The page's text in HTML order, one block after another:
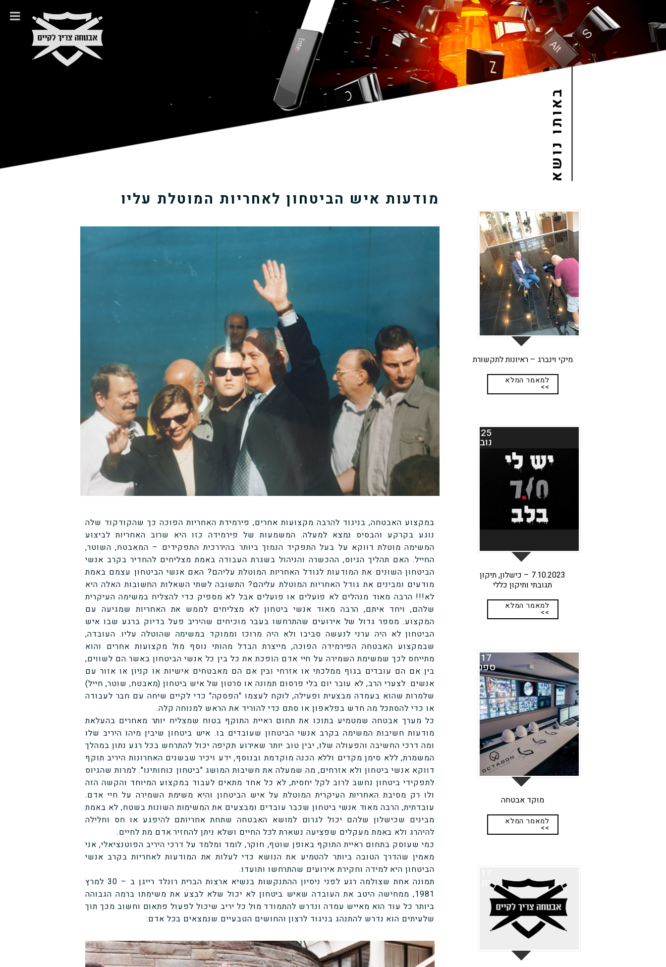
מודעות איש הביטחון לאחריות המוטלת עליו
במקצוע האבטחה, בניגוד להרבה מקצועות אחרים, פירמידת האחריות הפוכה כך שהקודקוד שלה
נוגע בקרקע והבסיס נמצא למעלה. המשמעות של פירמידה כזו היא שרוב האחריות לביצוע
המשימה מוטלת דווקא על בעל התפקיד הנמוך ביותר בהיררכית התפקידים – המאבטח, השוטר,
החייל. האם תהליך הגיוס, ההכשרה והניהול בשגרת העבודה באמת מצליחים להחדיר בקרב אנשי
הביטחון השונים את המודעות לגודל האחריות המוטלת עליהם? האם אנשי הביטחון עצמם באמת
מודעים ומבינים את גודל האחריות המוטלת עליהם? התשובה לשתי השאלות החשובות האלה היא
לא!!! הרבה מאוד מנהלים לא פועלים או פועלים אבל לא מספיק כדי להצליח במשימה העיקרית
שלהם, ויחד איתם, הרבה מאוד אנשי ביטחון לא מצליחים לממש את האחריות שמגיעה עם
המקצוע. מספר גדול של אירועים שהתרחשו בעבר מוכיחים שהיריב פעל בדיוק ברגע שבו איש
הביטחון לא היה ערני לנעשה סביבו ולא היה מרוכז וממוקד במשימה שהוטלה עליו. העובדה,
שבמקצוע האבטחה הפירמידה הפוכה, מייצרת הבדל מהותי נוסף מול מקצועות אחרים והוא
מתייחס לכך שמשימת השמירה על חיי אדם הופכת את כל בין כל אנשי הביטחון באשר הם לשווים,
בין אם הם עובדים בגוף ממלכתי או אזרחי ובין אם הם מאבטחים אישיות או קניון או אזור עם
אנשים. לצערי הרב, לא עובר יום בלי פרסום תמונה או סרטון של איש ביטחון (מאבטח, שוטר, חייל)
שלמרות שהוא בעמדה מבצעית ופעילה, לוקח לעצמו "הפסקה" כדי לקיים שיחה עם חבר לעבודה
או כדי להסתכל מה חדש בפלאפון או סתם כדי להוריד את הראש למנוחה קלה.
כל מערך אבטחה שמטמיע בתוכו את תחום ראיית התוקף בטוח שמצליח יותר מאחרים בהעלאת
מודעות חשיבות המשימה בקרב אנשי הביטחון שעובדים בו. איש ביטחון שיבין מיהו היריב שלו
ומה דרכי החשיבה והפעולה שלו, יבין טוב יותר שאירוע תקיפה יכול להתרחש בכל רגע נתון במהלך
המשמרת, ללא סימן מקדים וללא הכנה מוקדמת ובנוסף, ידע ויכיר שבשנים האחרונות היריב תוקף
דווקא אנשי ביטחון ולא אזרחים, מה שמעלה את חשיבות המושג "ביטחון כוחותינו". למרות שהגיוס
לתפקידי ביטחון נחשב לרוב לקל יחסית, לא כל אחד מתאים לעבוד במקצוע המיוחד והקשה הזה
ולו רק מסיבת האחריות העיקרית המוטלת על איש הביטחון והיא משימת השמירה על חיי אדם.
עובדתית, הרבה מאוד אנשי ביטחון שכבר עובדים ומבצעים את המשימות השונות בשטח, לא באמת
מבינים שכישלון שלהם יכול לגרום למושא האבטחה שתחת אחריותם להיפגע או חס וחלילה
להיהרג ולא באמת מעקלים שפציעה נשארת לכל החיים ושלא ניתן להחזיר אדם מת לחיים.
כמי שעוסק בתחום ראיית התוקף באופן שוטף, חוקר, לומד ומלמד על דרכי היריב הפוטנציאלי, אני
מאמין שהדרך הטובה ביותר להטמיע את הנושא כדי לעלות את המודעות לאחריות בקרב אנשי
הביטחון היא למידה וחקירת אירועים שהתרחשו ותועדו.
תמונה אחת שצולמה רגע לפני ניסיון ההתנקשות בנשיא ארצות הברית רונלד רייגן ב – 30 למרץ
1981, ממחישה היטב את העובדה שאיש ביטחון לא יכול שלא לבצע את משימתו ברמה הגבוהה
ביותר כל עוד הוא מאייש עמדה ונדרש להתמודד מול כל יריב שיכול לפעול פתאום וחשוב מכך תוך
שלעיתים הוא נדרש להתנהג בניגוד לרצון והחושים הטבעיים שנמצאים בכל אדם:
באותו נושא
מיקי וינברג – ראיונות לתקשורת
02
נוב
למאמר המלא
>>
7.10.2023 – כישלון, תיקון
תגובתי ותיקון כללי
25
נוב
למאמר המלא
>>
מוקד אבטחה
17
ספט
למאמר המלא
>>
יונ